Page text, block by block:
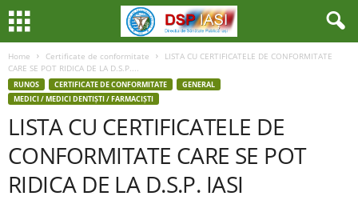
Home Certificate de conformitate
LISTA CU CERTIFICATELE DE CONFORMITATE
CARE SE POT RIDICA DE LA D.S.P....
RUNOS CERTIFICATE DE CONFORMITATE
GENERAL
MEDICI / MEDICI DENTIȘTI / FARMACIȘTI
LISTA CU CERTIFICATELE DE
CONFORMITATE CARE SE POT
RIDICA DE LA D.S.P. IASI